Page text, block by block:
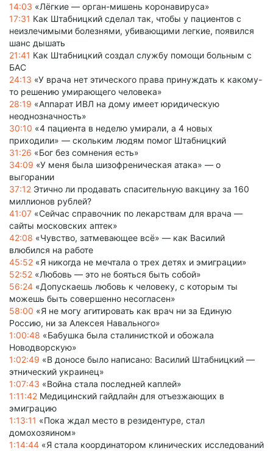
14:03 «Лёгкие — орган-мишень коронавируса»
17:31 Как Штабницкий сделал так, чтобы у пациентов с
неизлечимыми болезнями, убивающими легкие, появился
шанс дышать
21:41 Как Штабницкий создал службу помощи больным с
БАС
24:13 «У врача нет этического права принуждать к какому-
то решению умирающего человека»
28:19 «Аппарат ИВЛ на дому имеет юридическую
неоднозначность»
30:10 «4 пациента в неделю умирали, а 4 новых
приходили» — скольким людям помог Штабницкий
31:26 «Бог без сомнения есть»
34:09 «У меня была шизофреническая атака» — о
выгорании
37:12 Этично ли продавать спасительную вакцину за 160
миллионов рублей?
41:07 «Сейчас справочник по лекарствам для врача —
сайты московских аптек»
42:08 «Чувство, затмевающее всё» — как Василий
влюбился на работе
45:52 «Я никогда не мечтала о трех детях и эмиграции»
52:52 «Любовь — это не бояться быть собой»
56:24 «Допускаешь любовь к человеку, с которым ты
можешь быть совершенно несогласен»
58:00 «Я не могу агитировать как врач ни за Единую
Россию, ни за Алексея Навального»
1:00:48 «Бабушка была сталинисткой и обожала
Новодворскую»
1:02:49 «В доносе было написано: Василий Штабницкий —
этнический украинец»
1:07:43 «Война стала последней каплей»
1:11:42 Медицинский гайдлайн для отъезжающих в
эмиграцию
1:13:11 «Пока ждал место в резидентуре, стал
домохозяином»
1:14:44 «Я стала координатором клинических исследований